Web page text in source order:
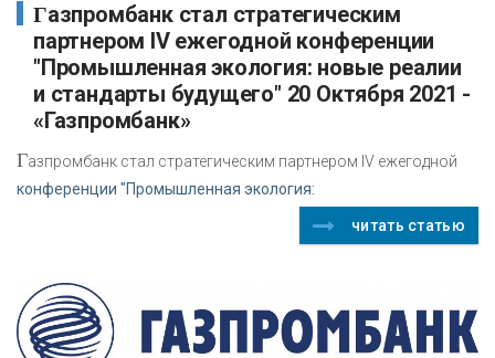
Газпромбанк стал стратегическим
партнером IV ежегодной конференции
"Промышленная экология: новые реалии
и стандарты будущего" 20 Октября 2021 -
«Газпромбанк»
Газпромбанк стал стратегическим партнером IV ежегодной
конференции "Промышленная экология:
читать статью